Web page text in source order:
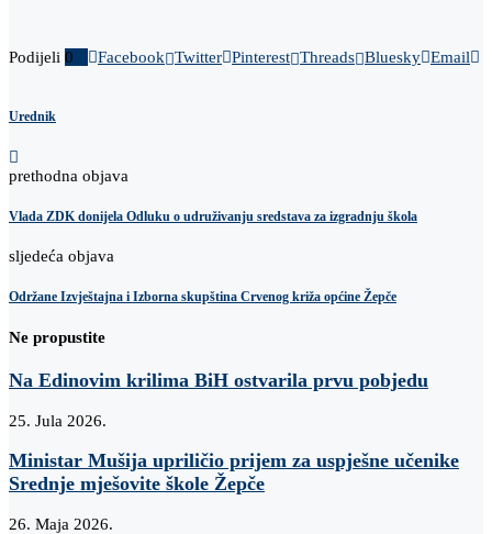
Podijeli 0 Facebook Twitter Pinterest Threads Bluesky Email
Urednik
prethodna objava
Vlada ZDK donijela Odluku o udruživanju sredstava za izgradnju škola
sljedeća objava
Održane Izvještajna i Izborna skupština Crvenog križa općine Žepče
Ne propustite
Na Edinovim krilima BiH ostvarila prvu pobjedu
25. Jula 2026.
Ministar Mušija upriličio prijem za uspješne učenike
Srednje mješovite škole Žepče
26. Maja 2026.